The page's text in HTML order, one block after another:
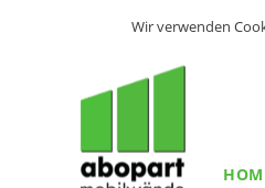
Wir verwenden